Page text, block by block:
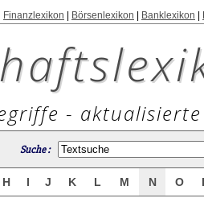
Finanzlexikon Börsenlexikon Banklexikon
- aktualisierte
Suche :
H I J K L M N O